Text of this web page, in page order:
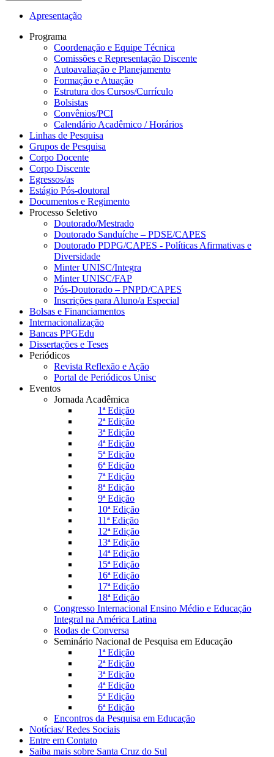
Apresentação
Programa
Coordenação e Equipe Técnica
Comissões e Representação Discente
Autoavaliação e Planejamento
Formação e Atuação
Estrutura dos Cursos/Currículo
Bolsistas
Convênios/PCI
Calendário Acadêmico / Horários
Linhas de Pesquisa
Grupos de Pesquisa
Corpo Docente
Corpo Discente
Egressos/as
Estágio Pós-doutoral
Documentos e Regimento
Processo Seletivo
Doutorado/Mestrado
Doutorado Sanduíche – PDSE/CAPES
Doutorado PDPG/CAPES - Políticas Afirmativas e
Diversidade
Minter UNISC/Integra
Minter UNISC/FAP
Pós-Doutorado – PNPD/CAPES
Inscrições para Aluno/a Especial
Bolsas e Financiamentos
Internacionalização
Bancas PPGEdu
Dissertações e Teses
Periódicos
Revista Reflexão e Ação
Portal de Periódicos Unisc
Eventos
Jornada Acadêmica
1ª Edição
2ª Edição
3ª Edição
4ª Edição
5ª Edição
6ª Edição
7ª Edição
8ª Edição
9ª Edição
10ª Edição
11ª Edição
12ª Edição
13ª Edição
14ª Edição
15ª Edição
16ª Edição
17ª Edição
18ª Edição
Congresso Internacional Ensino Médio e Educação
Integral na América Latina
Rodas de Conversa
Seminário Nacional de Pesquisa em Educação
1ª Edição
2ª Edição
3ª Edição
4ª Edição
5ª Edição
6ª Edição
Encontros da Pesquisa em Educação
Notícias/ Redes Sociais
Entre em Contato
Saiba mais sobre Santa Cruz do Sul